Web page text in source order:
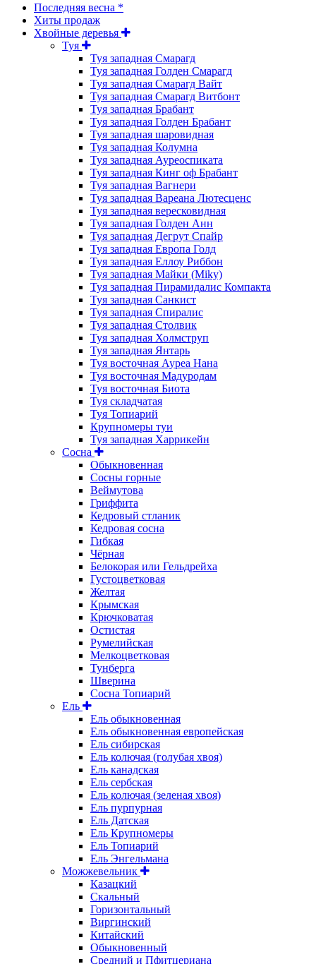
Последняя весна *
Хиты продаж
Хвойные деревья
Туя
Туя западная Смарагд
Туя западная Голден Смарагд
Туя западная Смарагд Вайт
Туя западная Смарагд Витбонт
Туя западная Брабант
Туя западная Голден Брабант
Туя западная шаровидная
Туя западная Колумна
Туя западная Ауреоспиката
Туя западная Кинг оф Брабант
Туя западная Вагнери
Туя западная Вареана Лютесценс
Туя западная вересковидная
Туя западная Голден Анн
Туя западная Дегрут Спайр
Туя западная Европа Голд
Туя западная Еллоу Риббон
Туя западная Майки (Miky)
Туя западная Пирамидалис Компакта
Туя западная Санкист
Туя западная Спиралис
Туя западная Столвик
Туя западная Холмструп
Туя западная Янтарь
Туя восточная Ауреа Нана
Туя восточная Мадуродам
Туя восточная Биота
Туя складчатая
Туя Топиарий
Крупномеры туи
Туя западная Харрикейн
Сосна
Обыкновенная
Сосны горные
Веймутова
Гриффита
Кедровый стланик
Кедровая сосна
Гибкая
Чёрная
Белокорая или Гельдрейха
Густоцветковая
Желтая
Крымская
Крючковатая
Остистая
Румелийская
Мелкоцветковая
Тунберга
Шверина
Сосна Топиарий
Ель
Ель обыкновенная
Ель обыкновенная европейская
Ель сибирская
Ель колючая (голубая хвоя)
Ель канадская
Ель сербская
Ель колючая (зеленая хвоя)
Ель пурпурная
Ель Датская
Ель Крупномеры
Ель Топиарий
Ель Энгельмана
Можжевельник
Казацкий
Скальный
Горизонтальный
Виргинский
Китайский
Обыкновенный
Средний и Пфитцериана